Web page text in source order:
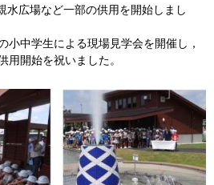
水広場など一部の供用を開始しまし
小中学生による現場見学会を開催し，
用開始を祝いました。